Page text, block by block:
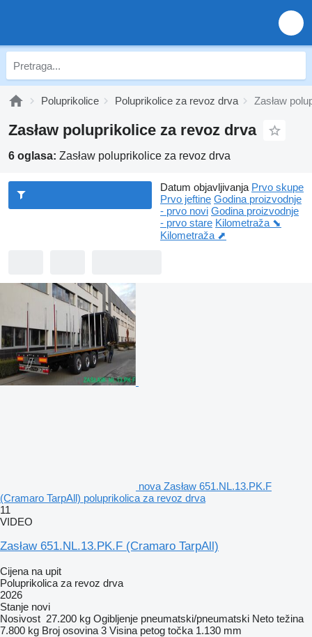
Poluprikolice Poluprikolice za revoz drva Zasław
Zasław poluprikolice za revoz drva
6 oglasa: Zasław poluprikolice za revoz drva
Datum objavljivanja Prvo skupe
Prvo jeftine Godina proizvodnje
- prvo novi Godina proizvodnje
- prvo stare Kilometraža ⬊
Kilometraža ⬈
nova Zasław 651.NL.13.PK.F
(Cramaro TarpAll) poluprikolica za revoz drva
11
VIDEO
Zasław 651.NL.13.PK.F (Cramaro TarpAll)
Cijena na upit
Poluprikolica za revoz drva
2026
Stanje novi
Nosivost 27.200 kg Ogibljenje pneumatski/pneumatski Neto težina
7.800 kg Broj osovina 3 Visina petog točka 1.130 mm